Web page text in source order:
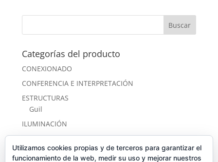
Categorías del producto
CONEXIONADO
CONFERENCIA E INTERPRETACIÓN
ESTRUCTURAS
Guil
ILUMINACIÓN
PRODUCTOS DESTACADOS
SONIDO
Utilizamos cookies propias y de terceros para garantizar el
funcionamiento de la web, medir su uso y mejorar nuestros